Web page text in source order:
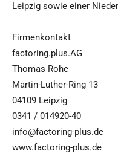
Leipzig sowie einer
Firmenkontakt
factoring.plus.AG
Thomas Rohe
Martin-Luther-Ring 13
04109 Leipzig
0341 / 014920-40
info@factoring-plus.de
www.factoring-plus.de